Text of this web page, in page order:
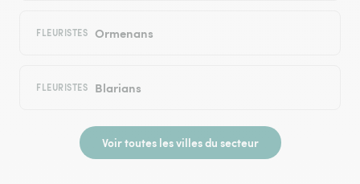
FLEURISTES Ormenans
FLEURISTES Blarians
Voir toutes les villes du secteur